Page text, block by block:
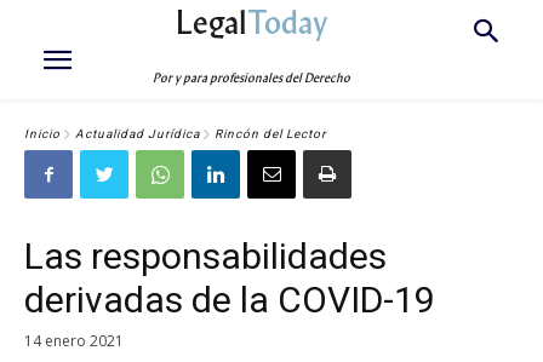
LegalToday
Por y para profesionales del Derecho
Inicio Actualidad Jurídica Rincón del Lector
Las responsabilidades
derivadas de la COVID-19
14 enero 2021